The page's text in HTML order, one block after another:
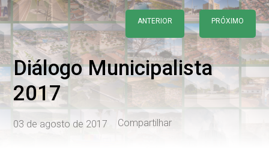
ANTERIOR PRÓXIMO
Diálogo Municipalista
2017
03 de agosto de 2017 Compartilhar